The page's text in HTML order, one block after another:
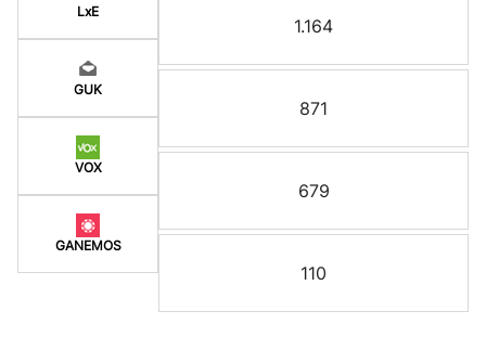
LxE
GUK
VOX
GANEMOS
1.164
871
679
110